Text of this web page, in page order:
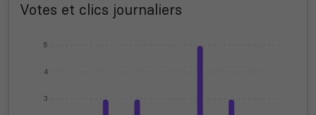
Votes et clics journaliers
3
4
5